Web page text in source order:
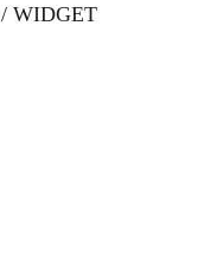
WIDGET